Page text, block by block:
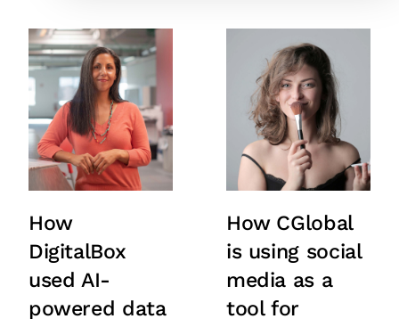
How
DigitalBox
used AI-
powered data
How CGlobal
is using social
media as a
tool for